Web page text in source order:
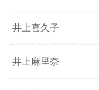
井上喜久子
井上麻里奈